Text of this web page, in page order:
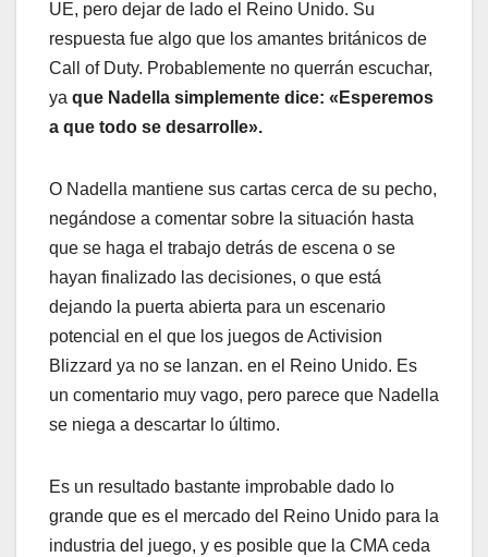
UE, pero dejar de lado el Reino Unido. Su
respuesta fue algo que los amantes británicos de
Call of Duty. Probablemente no querrán escuchar,
ya que Nadella simplemente dice: «Esperemos
a que todo se desarrolle».
O Nadella mantiene sus cartas cerca de su pecho,
negándose a comentar sobre la situación hasta
que se haga el trabajo detrás de escena o se
hayan finalizado las decisiones, o que está
dejando la puerta abierta para un escenario
potencial en el que los juegos de Activision
Blizzard ya no se lanzan. en el Reino Unido. Es
un comentario muy vago, pero parece que Nadella
se niega a descartar lo último.
Es un resultado bastante improbable dado lo
grande que es el mercado del Reino Unido para la
industria del juego, y es posible que la CMA ceda